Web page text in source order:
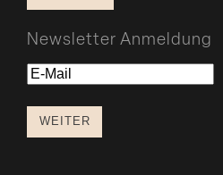
Newsletter Anmeldung
E-
WEITER